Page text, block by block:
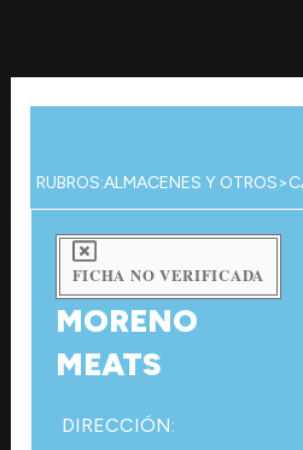
contenido
RUBROS:ALMACENES Y OTROS>
FICHA NO VERIFICADA
MORENO
MEATS
DIRECCIÓN: